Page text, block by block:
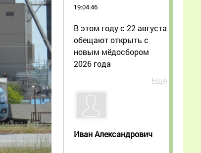
19:04:46
В этом году с 22 августа
обещают открыть с
новым мёдосбором
2026 года
Еще
Иван Александрович